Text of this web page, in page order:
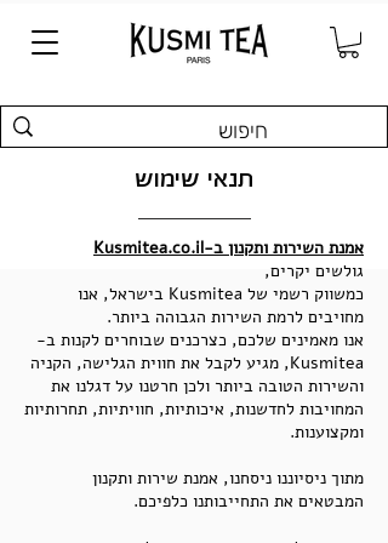
תנאי שימוש
אמנת השירות ותקנון ב-Kusmitea.co.il
גולשים יקרים,
כמשווק רשמי של Kusmitea בישראל, אנו
מחויבים לרמת השירות הגבוהה ביותר.
אנו מאמינים שלכם, כצרכנים שבוחרים לקנות ב-
Kusmitea, מגיע לקבל את חווית הגלישה, הקניה
והשירות הטובה ביותר ולכן חרטנו על דגלנו את
המחויבות לחדשנות, איכותיות, חוויתיות, תחרותיות
ומקצוענות.
מתוך ניסיוננו ניסחנו, אמנת שירות ותקנון
המבטאים את התחייבותנו כלפיכם.